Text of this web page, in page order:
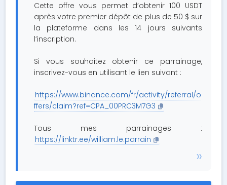
Cette offre vous permet d’obtenir 100 USDT
après votre premier dépôt de plus de 50 $ sur
la plateforme dans les 14 jours suivants
l’inscription.
Si vous souhaitez obtenir ce parrainage,
inscrivez-vous en utilisant le lien suivant :
https://www.binance.com/fr/activity/referral/o
ffers/claim?ref=CPA_00PRC3M7G3
Tous mes parrainages :
https://linktr.ee/william.le.parrain